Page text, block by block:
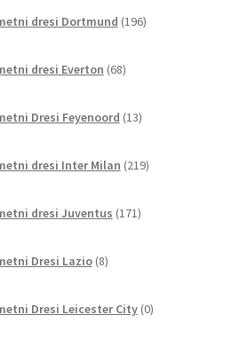
dresi Dortmund 196izdelkov
dresi Everton 68izdelkov
Dresi Feyenoord 13izdelkov
dresi Inter Milan 219izdelkov
dresi Juventus 171izdelkov
Dresi Lazio 8izdelkov
Dresi Leicester City 0izdelkov